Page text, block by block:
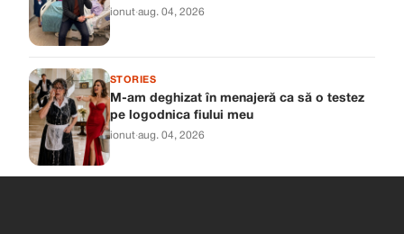
ionut·aug. 04, 2026
STORIES
M-am deghizat în menajeră ca să o testez
pe logodnica fiului meu
ionut·aug. 04, 2026